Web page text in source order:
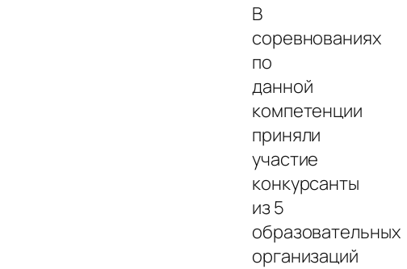
В
соревнованиях
по
данной
компетенции
приняли
участие
конкурсанты
из 5
образовательных
организаций